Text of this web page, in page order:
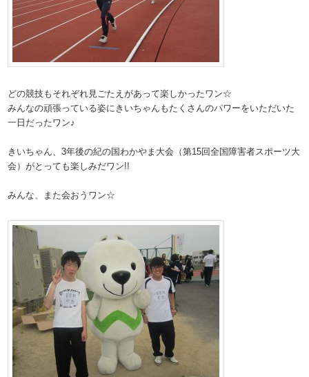
どの競技もそれぞれ見ごたえがあって楽しかったワン☆
みんなの頑張っている姿にきいちゃんもたくさんのパワーをいただいた
一日だったワン♪
きいちゃん、3年後の紀の国わかやま大会（第15回全国障害者スポーツ大
会）がとっても楽しみだワン!!
みんな、また会おうワン☆